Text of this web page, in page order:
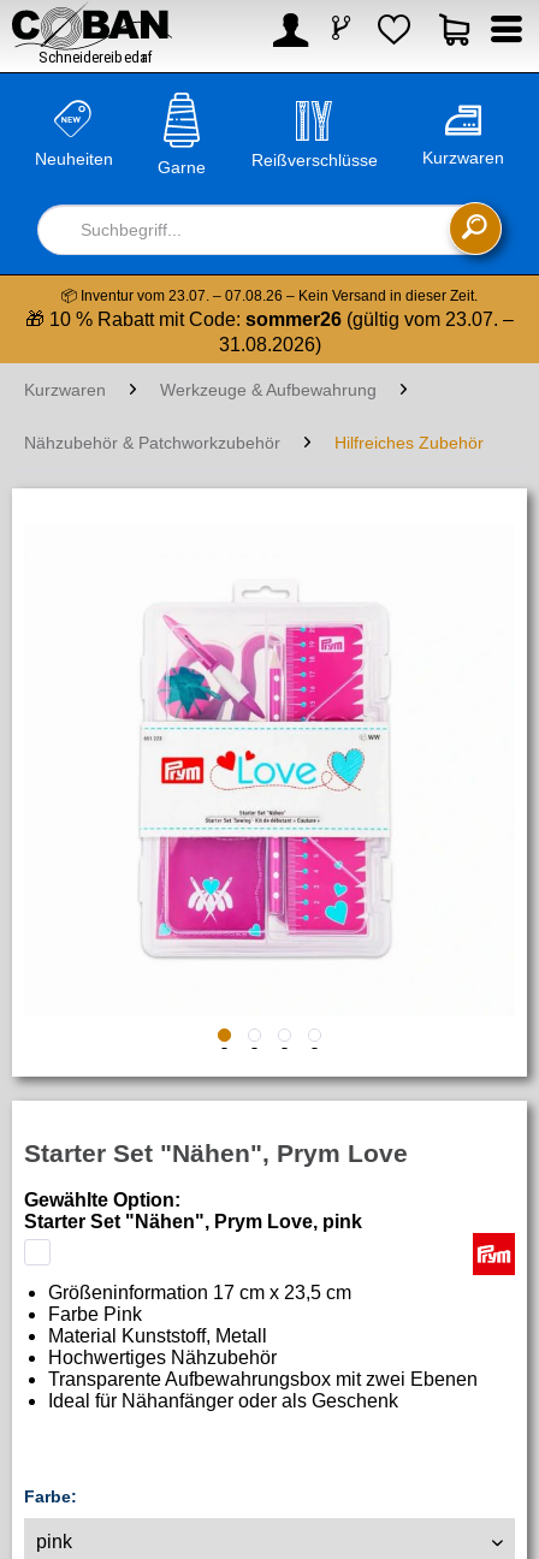
 

Neuheiten Garne

Reißverschlüsse Kurzwaren
📦 Inventur vom 23.07. – 07.08.26 – Kein Versand in dieser Zeit.
🎁 10 % Rabatt mit Code: sommer26 (gültig vom 23.07. –
31.08.2026)
Kurzwaren Werkzeuge & Aufbewahrung
Nähzubehör & Patchworkzubehör Hilfreiches Zubehör
Starter Set "Nähen", Prym Love
Gewählte Option:
Starter Set "Nähen", Prym Love, pink
Größeninformation 17 cm x 23,5 cm
Farbe Pink
Material
Kunststoff, Metall
Hochwertiges Nähzubehör
Transparente Aufbewahrungsbox mit zwei Ebenen
Ideal für Nähanfänger oder als Geschenk
Farbe: